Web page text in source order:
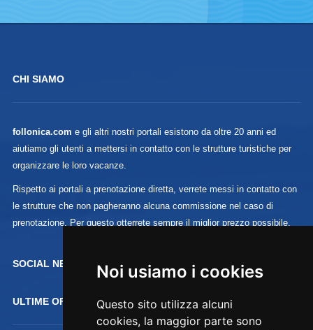
Noi usiamo i cookies
Questo sito utilizza alcuni
cookies, la maggior parte sono
CHI SIAMO
follonica.com e gli altri nostri portali esistono da oltre 20 anni ed
aiutiamo gli utenti a mettersi in contatto con le strutture turistiche per
organizzare le loro vacanze.
Rispetto ai portali a prenotazione diretta, verrete messi in contatto con
le strutture che non pagheranno alcuna commissione nel caso di
prenotazione. Per questo otterrete sempre il miglior prezzo possibile.
SOCIAL NETWORK :
ULTIME OFFERTE